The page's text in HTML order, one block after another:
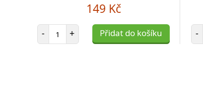
149 Kč
- Počet položek
+ Přidat do košíku -